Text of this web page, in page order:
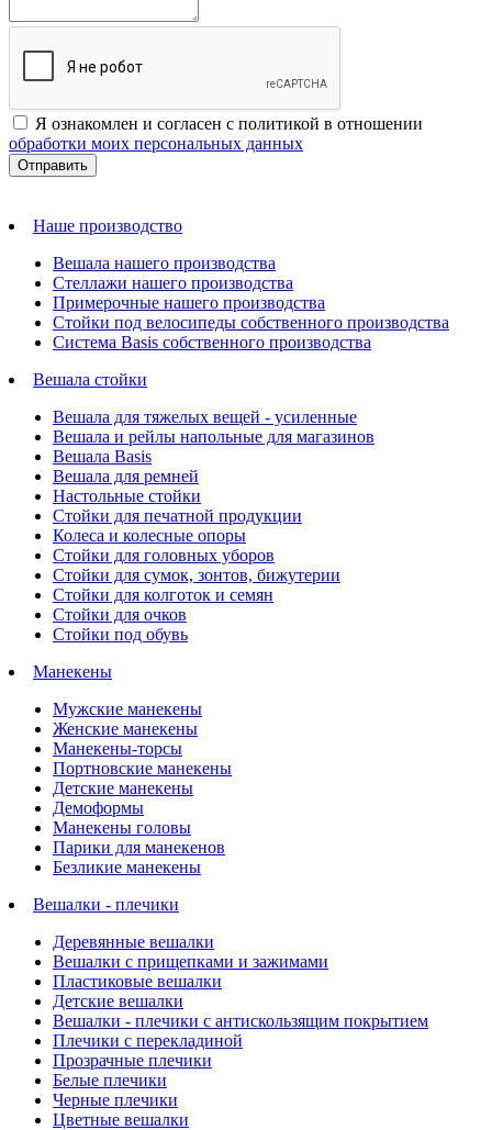
Я ознакомлен и согласен с политикой в отношении
обработки моих персональных данных
Наше производство
Вешала нашего производства
Стеллажи нашего производства
Примерочные нашего производства
Стойки под велосипеды собственного производства
Система Basis собственного производства
Вешала стойки
Вешала для тяжелых вещей - усиленные
Вешала и рейлы напольные для магазинов
Вешала Basis
Вешала для ремней
Настольные стойки
Стойки для печатной продукции
Колеса и колесные опоры
Стойки для головных уборов
Стойки для сумок, зонтов, бижутерии
Стойки для колготок и семян
Стойки для очков
Стойки под обувь
Манекены
Мужские манекены
Женские манекены
Манекены-торсы
Портновские манекены
Детские манекены
Демоформы
Манекены головы
Парики для манекенов
Безликие манекены
Вешалки - плечики
Деревянные вешалки
Вешалки с прищепками и зажимами
Пластиковые вешалки
Детские вешалки
Вешалки - плечики с антискользящим покрытием
Плечики с перекладиной
Прозрачные плечики
Белые плечики
Черные плечики
Цветные вешалки